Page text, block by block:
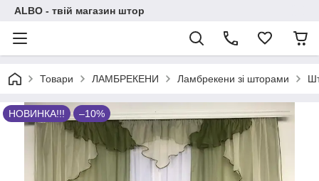
ALBO - твій магазин штор
Товари ЛАМБРЕКЕНИ Ламбрекени зі шторами
НОВИНКА!!! –10%